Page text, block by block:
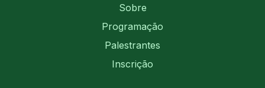
Sobre
Programação
Palestrantes
Inscrição